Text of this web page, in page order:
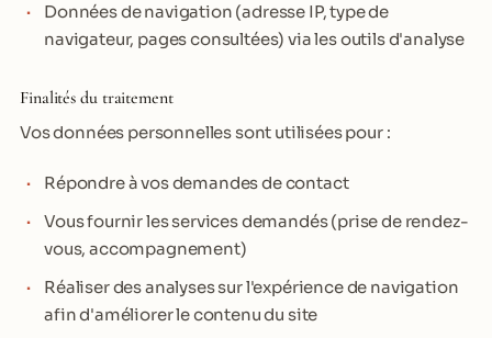
Données de navigation (adresse IP, type de
navigateur, pages consultées) via les outils d'analyse
Finalités du traitement
Vos données personnelles sont utilisées pour :
Répondre à vos demandes de contact
Vous fournir les services demandés (prise de rendez-
vous, accompagnement)
Réaliser des analyses sur l'expérience de navigation
afin d'améliorer le contenu du site